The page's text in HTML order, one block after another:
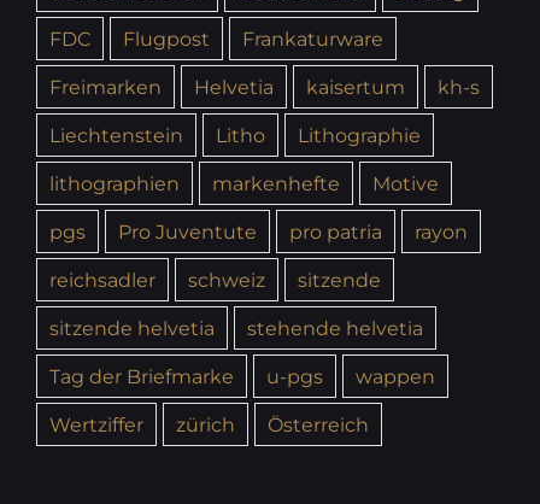
FDC
Flugpost
Frankaturware
Freimarken
Helvetia kaisertum
kh-s
Liechtenstein
Litho
Lithographie
lithographien
markenhefte
Motive
pgs
Pro Juventute pro patria
rayon
reichsadler
schweiz
sitzende
sitzende helvetia
stehende helvetia
Tag der Briefmarke
u-pgs
wappen
Wertziffer
zürich Österreich